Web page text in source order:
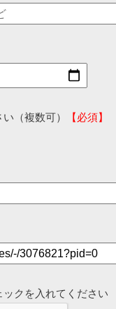
（複数可）
【必須】
クを入れてください